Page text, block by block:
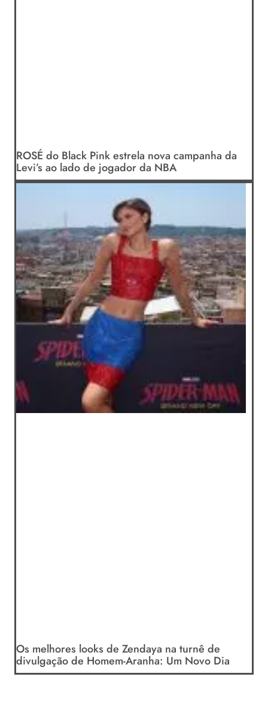
ROSÉ do Black Pink estrela nova campanha da
Levi’s ao lado de jogador da NBA
Os melhores looks de Zendaya na turnê de
divulgação de Homem-Aranha: Um Novo Dia